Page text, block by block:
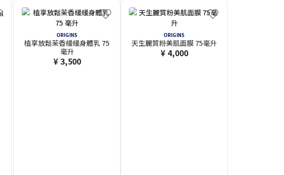
ORIGINS
植享放鬆茉香緩緩身體乳 75
毫升
¥ 3,500
ORIGINS
天生麗質粉美肌面膜 75毫升
¥ 4,000